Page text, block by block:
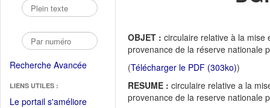
Recherche Avancée
LIENS UTILES :
Le portail s'améliore(Fichier
OBJET : circulaire relative à la
provenance de la réserve nationale
(Télécharger le PDF (303ko))
RESUME : circulaire relative a la
provenance de la reserve nationale